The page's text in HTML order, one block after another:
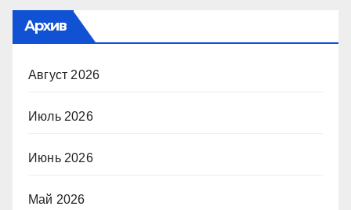
Архив
Август 2026
Июль 2026
Июнь 2026
Май 2026